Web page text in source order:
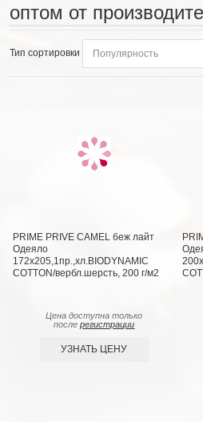
оптом от
Тип сортировки
PRIME PRIVE CAMEL беж лайт
Одеяло
172х205,1пр.,хл.BIODYNAMIC
COTTON/вербл.шерсть, 200 г/м2
Цена доступна только
послерегистрации
УЗНАТЬ ЦЕНУ